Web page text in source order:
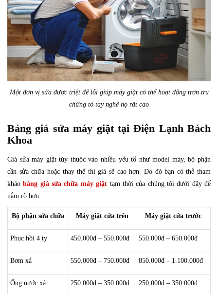
Một đơn vị sửa được triệt để lỗi giúp máy giặt có thể hoạt động trơn tru
chứng tỏ tay nghề họ rất cao
Bảng giá sửa máy giặt tại Điện Lạnh Bách
Khoa
Giá sửa máy giặt tùy thuộc vào nhiều yếu tố như model máy, bộ phận
cần sửa chữa hoặc thay thế thì giá sẽ cao hơn. Do đó bạn có thể tham
khảobảng giá sửa chữa máy giặt tạm thời của chúng tôi dưới đây để
nắm rõ hơn:
Bộ phận sửa chữa Máy giặt cửa trên Máy giặt cửa trước
Phục hồi 4 ty 450.000đ – 550.000đ 550.000đ – 650.000đ
Bơm xả 550.000đ – 750.000đ 850.000đ – 1.100.000đ
Ống nước xả 250.000đ – 350.000đ 250.000đ – 350.000đ